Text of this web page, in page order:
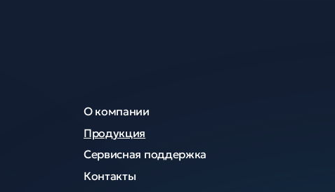
О компании
Продукция
Сервисная поддержка
Контакты